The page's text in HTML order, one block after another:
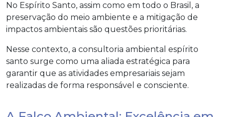
No Espírito Santo, assim como em todo o Brasil, a
preservação do meio ambiente e a mitigação de
impactos ambientais são questões prioritárias.
Nesse contexto, a consultoria ambiental espírito
santo surge como uma aliada estratégica para
garantir que as atividades empresariais sejam
realizadas de forma responsável e consciente.